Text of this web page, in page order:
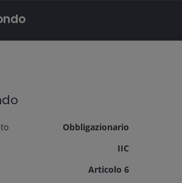
Obbligazionario
IIC
Articolo 6